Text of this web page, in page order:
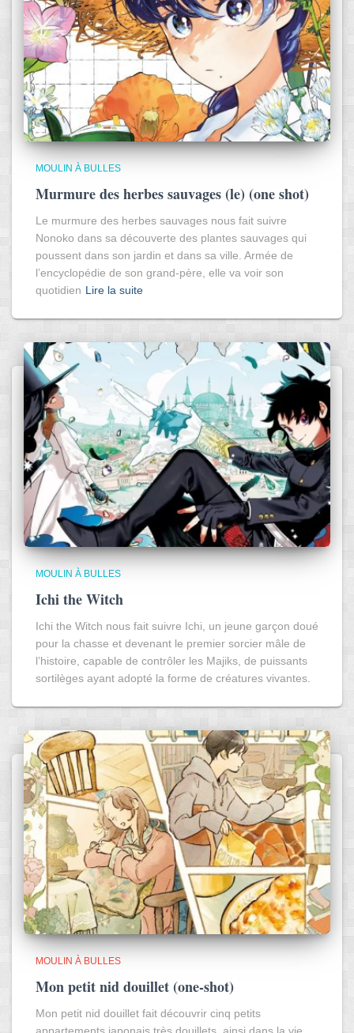
MOULIN À BULLES
Murmure des herbes sauvages (le) (one shot)
Le murmure des herbes sauvages nous fait suivre
Nonoko dans sa découverte des plantes sauvages qui
poussent dans son jardin et dans sa ville. Armée de
l’encyclopédie de son grand-père, elle va voir son
quotidien Lire la suite
MOULIN À BULLES
Ichi the Witch
Ichi the Witch nous fait suivre Ichi, un jeune garçon doué
pour la chasse et devenant le premier sorcier mâle de
l’histoire, capable de contrôler les Majiks, de puissants
sortilèges ayant adopté la forme de créatures vivantes.
MOULIN À BULLES
Mon petit nid douillet (one-shot)
Mon petit nid douillet fait découvrir cinq petits